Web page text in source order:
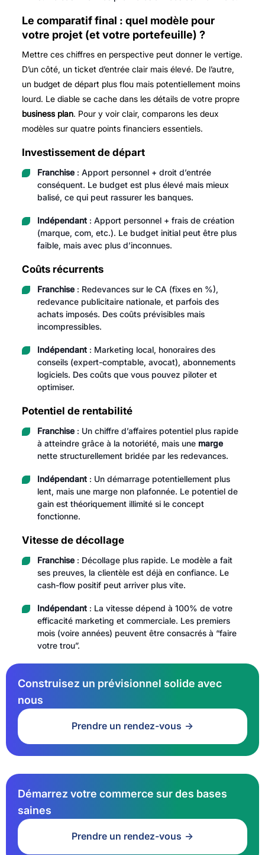
Le comparatif final : quel modèle pour
votre projet (et votre portefeuille) ?
Mettre ces chiffres en perspective peut donner le vertige.
D’un côté, un ticket d’entrée clair mais élevé. De l’autre,
un budget de départ plus flou mais potentiellement moins
lourd. Le diable se cache dans les détails de votre propre
business plan. Pour y voir clair, comparons les deux
modèles sur quatre points financiers essentiels.
Investissement de départ
Franchise: Apport personnel + droit d’entrée
conséquent. Le budget est plus élevé mais mieux
balisé, ce qui peut rassurer les banques.
Indépendant: Apport personnel + frais de création
(marque, com, etc.). Le budget initial peut être plus
faible, mais avec plus d’inconnues.
Coûts récurrents
Franchise: Redevances sur le CA (fixes en %),
redevance publicitaire nationale, et parfois des
achats imposés. Des coûts prévisibles mais
incompressibles.
Indépendant: Marketing local, honoraires des
conseils (expert-comptable, avocat), abonnements
logiciels. Des coûts que vous pouvez piloter et
optimiser.
Potentiel de rentabilité
Franchise: Un chiffre d’affaires potentiel plus rapide
à atteindre grâce à la notoriété, mais une marge
nette structurellement bridée par les redevances.
Indépendant: Un démarrage potentiellement plus
lent, mais une marge non plafonnée. Le potentiel de
gain est théoriquement illimité si le concept
fonctionne.
Vitesse de décollage
Franchise: Décollage plus rapide. Le modèle a fait
ses preuves, la clientèle est déjà en confiance. Le
cash-flow positif peut arriver plus vite.
Indépendant: La vitesse dépend à 100% de votre
efficacité marketing et commerciale. Les premiers
mois (voire années) peuvent être consacrés à “faire
votre trou”.
Construisez un prévisionnel solide avec
nous
Prendre un rendez-vous
Démarrez votre commerce sur des bases
saines
Prendre un rendez-vous